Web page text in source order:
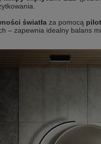
światła za pomocą
– zapewnia idealny balans